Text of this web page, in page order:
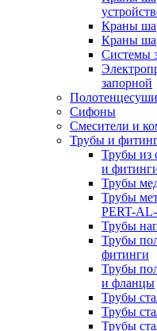
Краны
Краны
Системы
запорной
Сифоны
Смесители и
Трубы и
Трубы из
и
Трубы
Трубы
PERT-
Трубы
Трубы
фитинги
Трубы
и фланцы
Трубы
Трубы
Трубы